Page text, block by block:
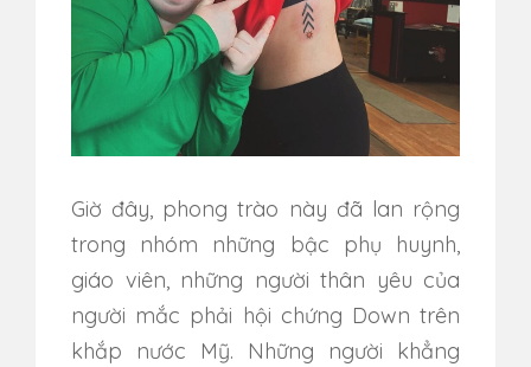
Giờ đây, phong trào này đã lan rộng
trong nhóm những bậc phụ huynh,
giáo viên, những người thân yêu của
người mắc phải hội chứng Down trên
khắp nước Mỹ. Những người khẳng